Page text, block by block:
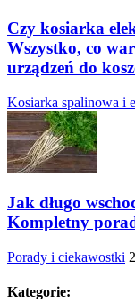
Czy kosiarka
Wszystko, co
urządzeń do
Kosiarka spalinowa i
Jak długo
Kompletny
Porady i ciekawostki
Kategorie: